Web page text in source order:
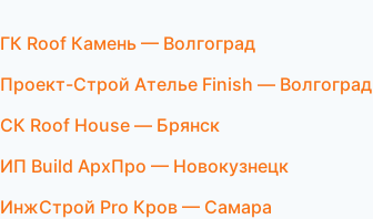
ГК Roof Камень — Волгоград
Проект-Строй Ателье Finish — Волгоград
СК Roof House — Брянск
ИП Build АрхПро — Новокузнецк
ИнжСтрой Pro Кров — Самара